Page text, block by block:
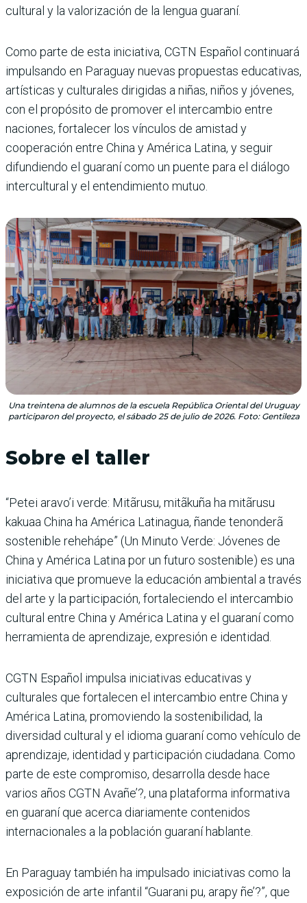
cultural y la valorización de la lengua guaraní.
Como parte de esta iniciativa, CGTN Español continuará
impulsando en Paraguay nuevas propuestas educativas,
artísticas y culturales dirigidas a niñas, niños y jóvenes,
con el propósito de promover el intercambio entre
naciones, fortalecer los vínculos de amistad y
cooperación entre China y América Latina, y seguir
difundiendo el guaraní como un puente para el diálogo
intercultural y el entendimiento mutuo.
Una treintena de alumnos de la escuela República Oriental del Uruguay
participaron del proyecto, el sábado 25 de julio de 2026. Foto: Gentileza
Sobre el taller
“Petei aravo’i verde: Mitãrusu, mitãkuña ha mitãrusu
kakuaa China ha América Latinagua, ñande tenonderã
sostenible rehehápe” (Un Minuto Verde: Jóvenes de
China y América Latina por un futuro sostenible) es una
iniciativa que promueve la educación ambiental a través
del arte y la participación, fortaleciendo el intercambio
cultural entre China y América Latina y el guaraní como
herramienta de aprendizaje, expresión e identidad.
CGTN Español impulsa iniciativas educativas y
culturales que fortalecen el intercambio entre China y
América Latina, promoviendo la sostenibilidad, la
diversidad cultural y el idioma guaraní como vehículo de
aprendizaje, identidad y participación ciudadana. Como
parte de este compromiso, desarrolla desde hace
varios años CGTN Avañe’?, una plataforma informativa
en guaraní que acerca diariamente contenidos
internacionales a la población guaraní hablante.
En Paraguay también ha impulsado iniciativas como la
exposición de arte infantil “Guarani pu, arapy ñe’?”, que